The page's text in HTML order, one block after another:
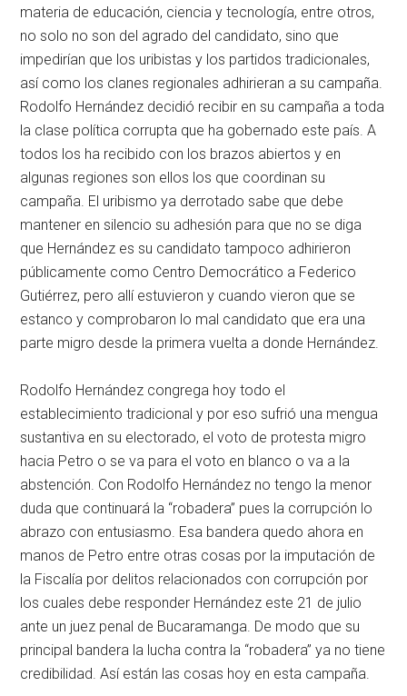
materia de educación, ciencia y tecnología, entre otros,
no solo no son del agrado del candidato, sino que
impedirían que los uribistas y los partidos tradicionales,
así como los clanes regionales adhirieran a su campaña.
Rodolfo Hernández decidió recibir en su campaña a toda
la clase política corrupta que ha gobernado este país. A
todos los ha recibido con los brazos abiertos y en
algunas regiones son ellos los que coordinan su
campaña. El uribismo ya derrotado sabe que debe
mantener en silencio su adhesión para que no se diga
que Hernández es su candidato tampoco adhirieron
públicamente como Centro Democrático a Federico
Gutiérrez, pero allí estuvieron y cuando vieron que se
estanco y comprobaron lo mal candidato que era una
parte migro desde la primera vuelta a donde Hernández.
Rodolfo Hernández congrega hoy todo el
establecimiento tradicional y por eso sufrió una mengua
sustantiva en su electorado, el voto de protesta migro
hacia Petro o se va para el voto en blanco o va a la
abstención. Con Rodolfo Hernández no tengo la menor
duda que continuará la “robadera” pues la corrupción lo
abrazo con entusiasmo. Esa bandera quedo ahora en
manos de Petro entre otras cosas por la imputación de
la Fiscalía por delitos relacionados con corrupción por
los cuales debe responder Hernández este 21 de julio
ante un juez penal de Bucaramanga. De modo que su
principal bandera la lucha contra la “robadera” ya no tiene
credibilidad. Así están las cosas hoy en esta campaña.